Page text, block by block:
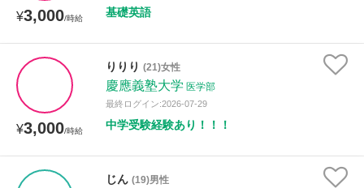
¥3,000/時給 基礎英語
¥3,000/時給
りりり (21)女性
慶應義塾大学 医学部
最終ログイン:2026-07-29
中学受験経験あり！！！
じん (19)男性